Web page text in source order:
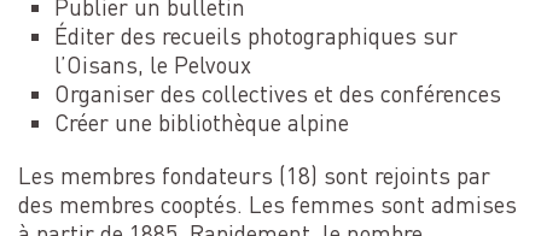
Publier un bulletin
Éditer des recueils photographiques sur
l’Oisans, le Pelvoux
Organiser des collectives et des conférences
Créer une bibliothèque alpine
Les membres fondateurs (18) sont rejoints par
des membres cooptés. Les femmes sont admises